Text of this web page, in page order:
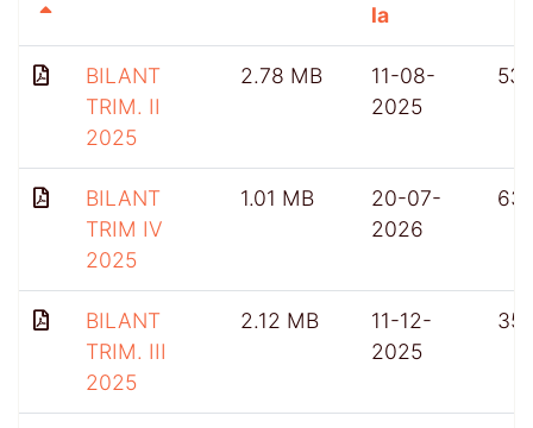
la
BILANT
TRIM. II
2025
2.78 MB
11-08-
2025
BILANT
TRIM IV
2025
1.01 MB
20-07-
2026
63
BILANT
TRIM. III
2025
2.12 MB
11-12-
2025